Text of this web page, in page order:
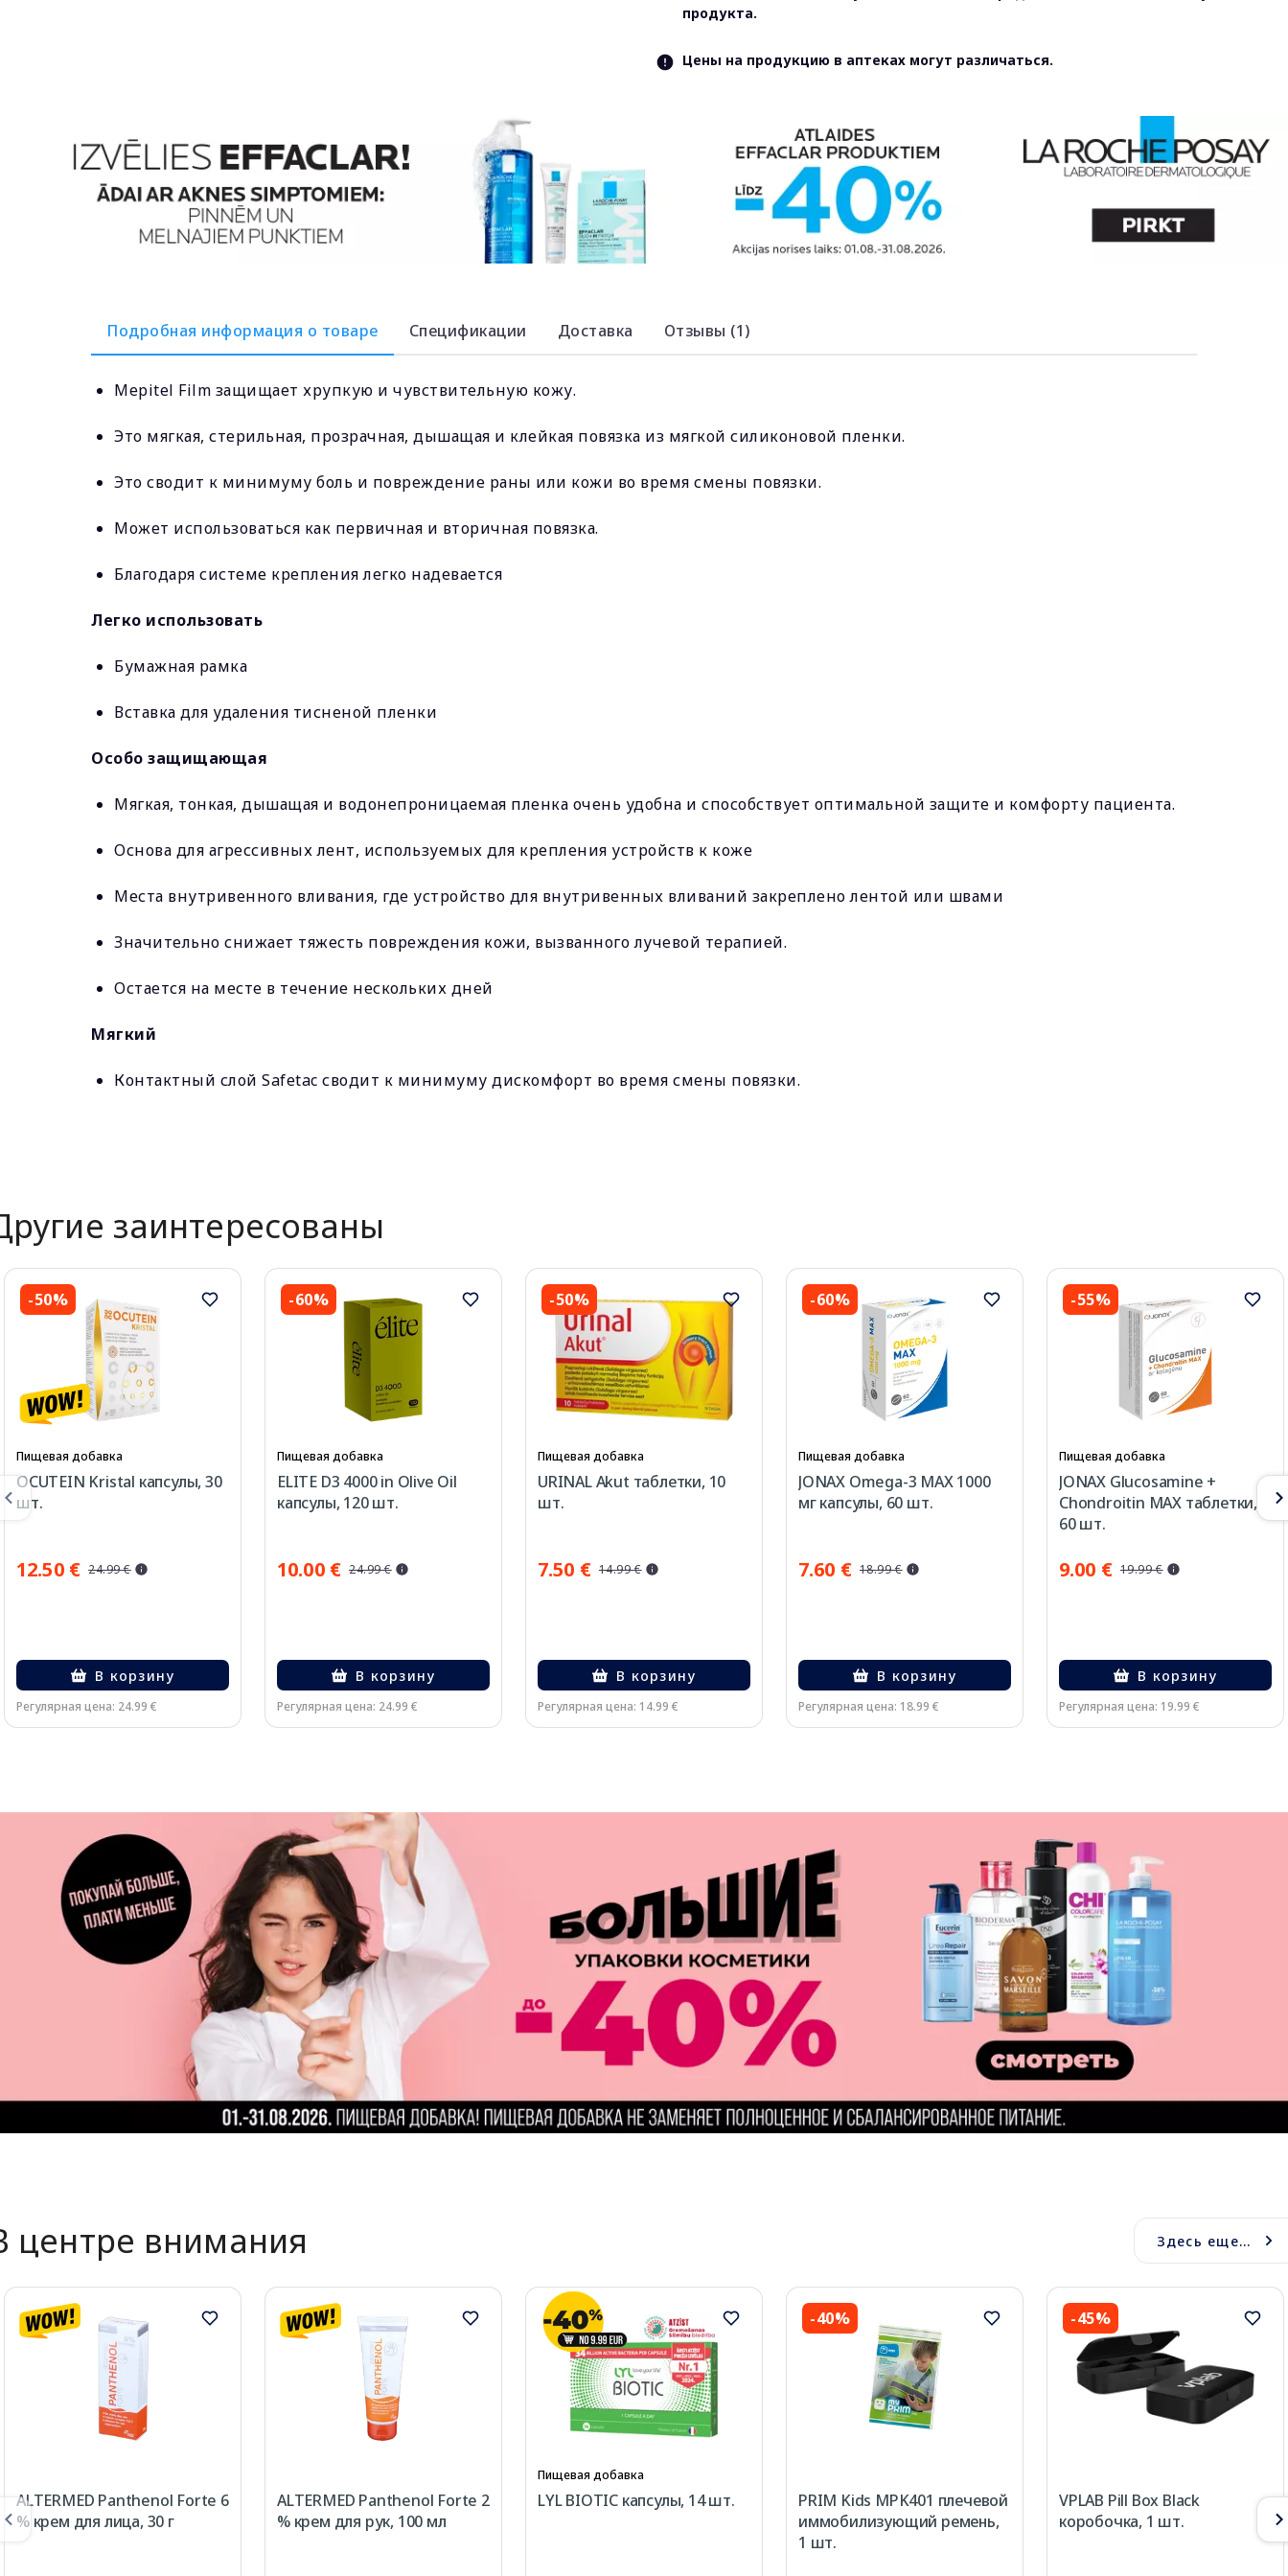
продукта.
Цены на продукцию в аптеках могут различаться.
Подробная информация о товаре Спецификации Доставка Отзывы (1)
Mepitel Film защищает хрупкую и чувствительную кожу.
Это мягкая, стерильная, прозрачная, дышащая и клейкая повязка из мягкой силиконовой пленки.
Это сводит к минимуму боль и повреждение раны или кожи во время смены повязки.
Может использоваться как первичная и вторичная повязка.
Благодаря системе крепления легко надевается
Легко использовать
Бумажная рамка
Вставка для удаления тисненой пленки
Особо защищающая
Мягкая, тонкая, дышащая и водонепроницаемая пленка очень удобна и способствует оптимальной защите и комфорту пациента.
Основа для агрессивных лент, используемых для крепления устройств к коже
Места внутривенного вливания, где устройство для внутривенных вливаний закреплено лентой или швами
Значительно снижает тяжесть повреждения кожи, вызванного лучевой терапией.
Остается на месте в течение нескольких дней
Мягкий
Контактный слой Safetac сводит к минимуму дискомфорт во время смены повязки.
заинтересованы
-50%
Пищевая добавка
OCUTEIN Kristal капсулы, 30
шт.
12.50 € 24.99 €
В корзину
Регулярная цена: 24.99 €
-60%
Пищевая добавка
ELITE D3 4000 in Olive Oil
капсулы, 120 шт.
10.00 € 24.99 €
В корзину
Регулярная цена: 24.99 €
-50%
Пищевая добавка
URINAL Akut таблетки, 10
шт.
7.50 € 14.99 €
В корзину
Регулярная цена: 14.99 €
-60%
Пищевая добавка
JONAX Omega-3 MAX 1000
мг капсулы, 60 шт.
7.60 € 18.99 €
В корзину
Регулярная цена: 18.99 €
-55%
Пищевая добавка
JONAX Glucosamine +
Chondroitin MAX таблетки,
60 шт.
9.00 € 19.99 €
В корзину
Регулярная цена: 19.99 €
центре внимания Здесь еще...
ALTERMED Panthenol Forte 6
% крем для лица, 30 г
ALTERMED Panthenol Forte 2
% крем для рук, 100 мл
Пищевая добавка
LYL BIOTIC капсулы, 14 шт.
-40%
PRIM Kids MPK401 плечевой
иммобилизующий ремень,
1 шт.
-45%
VPLAB Pill Box Black
коробочка, 1 шт.